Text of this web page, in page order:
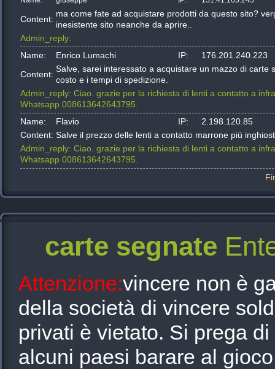
Content:
ma come fate ad acquistare prodotti da questo sito?
inesistente sito neanche da aprire..
Admin_reply:
Name:
Enrico Lumachi IP:
176.201.240.223
Content:
Salve, sarei interessato a acquistare un mazzo di
costo e i tempi di spedizione.
Admin_reply: Ciao. grazie per la richiesta di lenti a contatto a
Whatsapp 008613642643795.
Name:
Flavio IP:
2.198.120.85
Content: Salve il prezzo delle lenti a contatto marrone più
Admin_reply: Ciao. grazie per la richiesta di lenti a contatto a
Whatsapp 008613642643795.
carte segnate
Attenzione:vincere non è
della società di vincere
privati è vietato. Si prega
alcuni paesi barare al